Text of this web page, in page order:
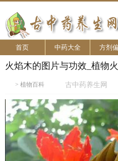
首页 中药大全 方剂
火焰木的图片与功效_植物
> 植物百科 古中药养生网